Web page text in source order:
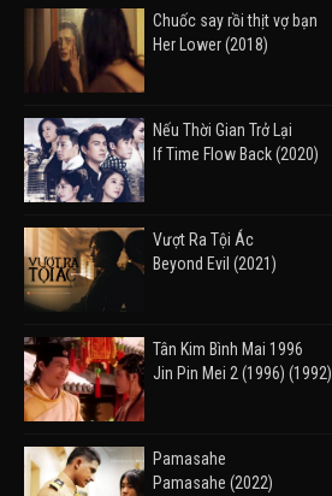
Chuốc say rồi thịt vợ bạn
Her Lower (2018)
Nếu Thời Gian Trở Lại
If Time Flow Back (2020)
Vượt Ra Tội Ác
Beyond Evil (2021)
Tân Kim Bình Mai 1996
Jin Pin Mei 2 (1996) (1992)
Pamasahe
Pamasahe (2022)